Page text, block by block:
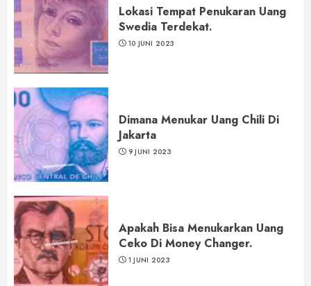
Lokasi Tempat Penukaran Uang
Swedia Terdekat.
10 JUNI 2023
Dimana Menukar Uang Chili Di
Jakarta
9 JUNI 2023
Apakah Bisa Menukarkan Uang
Ceko Di Money Changer.
1 JUNI 2023